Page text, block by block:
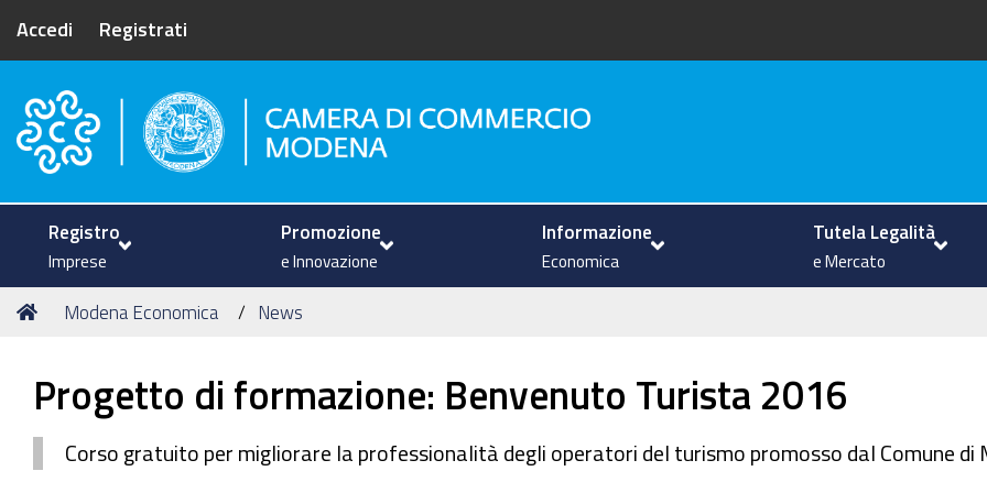
Accedi Registrati
Camera di Commercio di Modena
Registro
Imprese
Promozione
e Innovazione
Informazione
Economica
Tutela Legalità
e Mercato
Tu
Home
Modena Economica News
Progetto di formazione: Benvenuto Turista 2016
Corso gratuito per migliorare la professionalità degli operatori del turismo promosso dal Comune di